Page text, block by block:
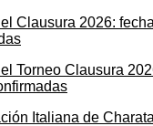
Torneo Clausura